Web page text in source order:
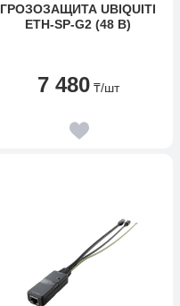
ГРОЗОЗАЩИТА UBIQUITI
ETH-SP-G2 (48 В)
7 480 ₸/шт